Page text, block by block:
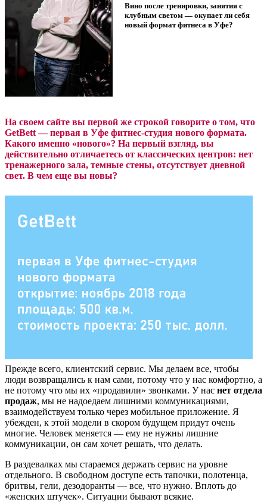
Вино после тренировки, занятия с
клубным светом — окупает ли себя
новый формат фитнеса в Уфе?
На своем сайте вы первой же строкой говорите о том, что
GetBett — первая в Уфе фитнес-студия нового формата.
Какого именно «нового»? На первый взгляд, вы
действительно отличаетесь от классических центров: нет
тренажерного зала, темные стены, отсутствует дневной
свет. В чем еще вы новы?
Прежде всего, клиентский сервис. Мы делаем все, чтобы
люди возвращались к нам сами, потому что у нас комфортно, а
не потому что мы их «продавили» звонками. У нас нет отдела
продаж, мы не надоедаем лишними коммуникациями,
взаимодействуем только через мобильное приложение. Я
убежден, к этой модели в скором будущем придут очень
многие. Человек меняется — ему не нужны лишние
коммуникации, он сам хочет решать, что делать.
В раздевалках мы стараемся держать сервис на уровне
отдельного. В свободном доступе есть тапочки, полотенца,
бритвы, гели, дезодоранты — все, что нужно. Вплоть до
«женских штучек». Ситуации бывают всякие.